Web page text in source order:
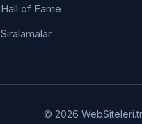
Hall of Fame
Sıralamalar
© 2026 WebSiteleri.tr